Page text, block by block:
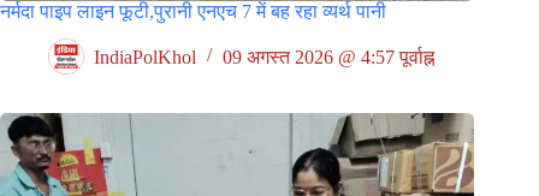
नर्मदा पाइप लाइन फूटी,पुरानी एनएच 7 में बह रहा व्यर्थ पानी
IndiaPolKhol 09 अगस्त 2026 @ 4:57 पूर्वाह्न